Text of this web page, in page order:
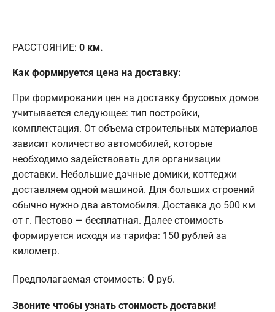
РАССТОЯНИЕ: 0 км.
Как формируется цена на доставку:
При формировании цен на доставку брусовых домов
учитывается следующее: тип постройки,
комплектация. От объема строительных материалов
зависит количество автомобилей, которые
необходимо задействовать для организации
доставки. Небольшие дачные домики, коттеджи
доставляем одной машиной. Для больших строений
обычно нужно два автомобиля. Доставка до 500 км
от г. Пестово — бесплатная. Далее стоимость
формируется исходя из тарифа: 150 рублей за
километр.
Предполагаемая стоимость: 0 руб.
Звоните чтобы узнать стоимость доставки!